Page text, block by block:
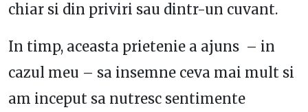
chiar si din priviri sau dintr-un cuvant.
In timp, aceasta prietenie a ajuns – in
cazul meu – sa insemne ceva mai mult si
am inceput sa nutresc sentimente